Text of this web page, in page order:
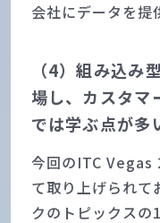
会社にデータを提
（4）組み込み
場し、カスタマ
では学ぶ点が多
今回のITC Vegas
て取り上げられて
クのトピックスの